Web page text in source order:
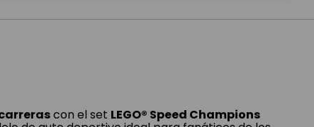
con el set LEGO® Speed Champions